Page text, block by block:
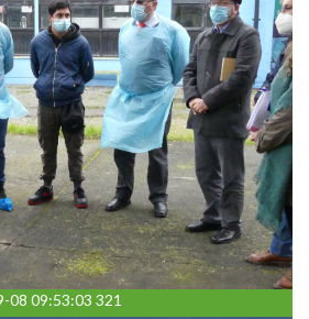
08 09:53:03 321